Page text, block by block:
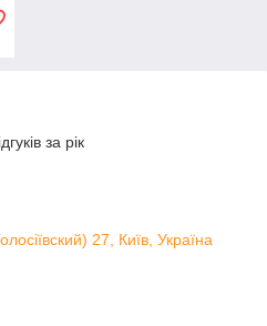
за рік
27, Київ, Україна